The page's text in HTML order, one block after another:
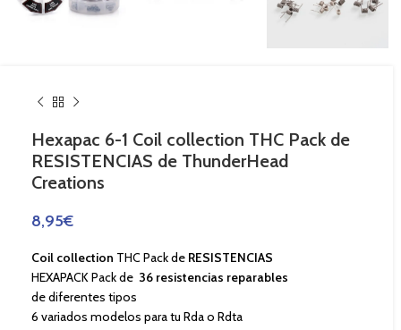
Hexapac 6-1 Coil collection THC Pack de
RESISTENCIAS de ThunderHead
Creations
8,95€
Coil collection THC Pack de RESISTENCIAS
HEXAPACK Pack de 36 resistencias reparables
de diferentes tipos
6 variados modelos para tu Rda o Rdta